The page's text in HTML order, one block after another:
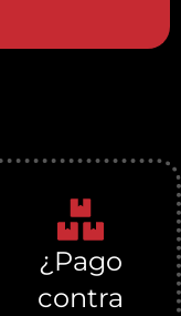
¿Pago
contra